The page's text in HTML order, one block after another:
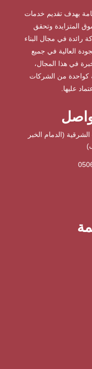
بهدف تقديم خدمات
المتزايدة وتحقق
رائدة في مجال البناء
العالية في جميع
في هذا المجال،
كواحدة من الشركات
عليها.
(الدمام الخبر